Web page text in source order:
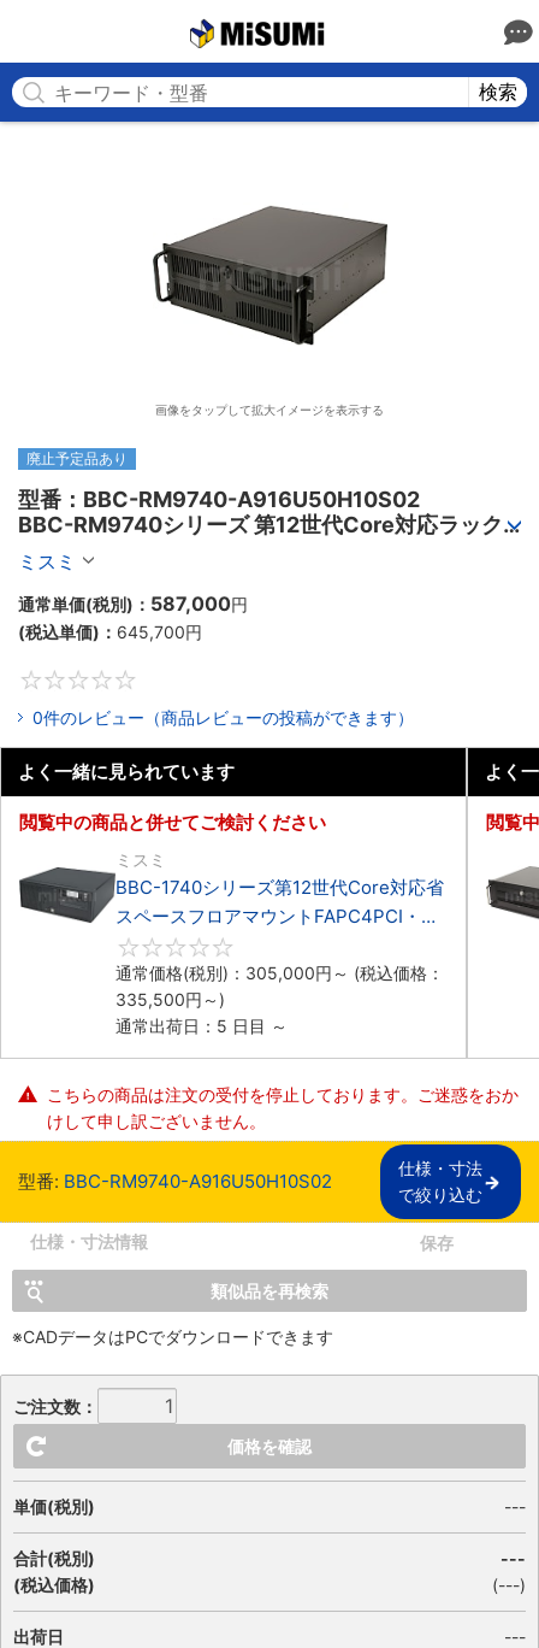
検索
画像をタップして拡大イメージを表示する
廃止予定品あり
型番：BBC-RM9740-A916U50H10S02
BBC-RM9740シリーズ 第12世代Core対応ラック
マウントFAPC4PCI・3PCIe
ミスミ
通常単価(税別)： 587,000円
(税込単価)： 645,700円
0件のレビュー（商品レビューの投稿ができます）
よく一緒に見られています
閲覧中の商品と併せてご検討ください
ミスミ
BBC-1740シリーズ第12世代Core対応省
スペースフロアマウントFAPC4PCI・
3PCIe
通常価格(税別)： 305,000円 ～ (税込価格：
335,500円 ～)
通常出荷日：5 日目 ～
よく
閲覧
こちらの商品は注文の受付を停止しております。ご迷惑をおか
けして申し訳ございません。
型番: BBC-RM9740-A916U50H10S02
仕様・寸法
で絞り込む
仕様・寸法情報 保存
類似品を再検索
※CADデータはPCでダウンロードできます
ご注文数：
価格を確認
単価(税別) ---
合計(税別)
(税込価格)
---
(---)
出荷日
---